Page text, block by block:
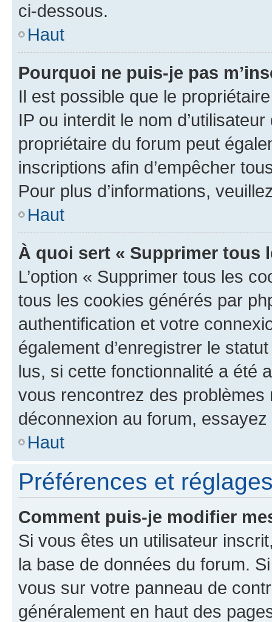
ci-dessous.
Haut
Pourquoi ne puis-je pas
Il est possible que le
IP ou interdit le nom
propriétaire du forum peut
inscriptions afin d’empêcher
Pour plus d’informations,
Haut
À quoi sert « Supprimer tous
L’option « Supprimer tous les
tous les cookies générés par
authentification et votre
également d’enregistrer le
lus, si cette fonctionnalité a été
vous rencontrez des
déconnexion au forum,
Haut
Préférences et
Comment puis-je modifier
Si vous êtes un utilisateur
la base de données du forum.
vous sur votre panneau de
généralement en haut des